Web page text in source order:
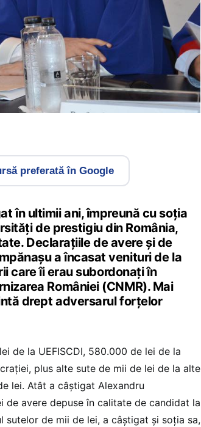
preferată în Google
în ultimii ani, împreună cu soția
de prestigiu din România,
Declarațiile de avere și de
a încasat venituri de la
care îi erau subordonați în
României (CNMR). Mai
drept adversarul forțelor
de la UEFISCDI, 580.000 de lei de la
plus alte sute de mii de lei de la alte
lei. Atât a câștigat Alexandru
de avere depuse în calitate de candidat la
sutelor de mii de lei, a câștigat și soția sa,